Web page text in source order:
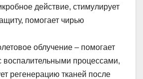
действие, стимулирует
помогает чирью
облучение – помогает
воспалительными процессами,
регенерацию тканей после